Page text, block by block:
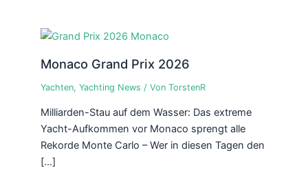
Monaco Grand Prix 2026
Yachten, Yachting News / Von TorstenR
Milliarden-Stau auf dem Wasser: Das extreme
Yacht-Aufkommen vor Monaco sprengt alle
Rekorde Monte Carlo – Wer in diesen Tagen den
[…]